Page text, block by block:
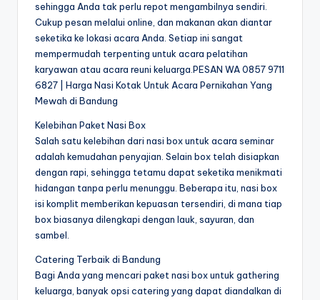
sehingga Anda tak perlu repot mengambilnya sendiri.
Cukup pesan melalui online, dan makanan akan diantar
seketika ke lokasi acara Anda. Setiap ini sangat
mempermudah terpenting untuk acara pelatihan
karyawan atau acara reuni keluarga.PESAN WA 0857 9711
6827 | Harga Nasi Kotak Untuk Acara Pernikahan Yang
Mewah di Bandung
Kelebihan Paket Nasi Box
Salah satu kelebihan dari nasi box untuk acara seminar
adalah kemudahan penyajian. Selain box telah disiapkan
dengan rapi, sehingga tetamu dapat seketika menikmati
hidangan tanpa perlu menunggu. Beberapa itu, nasi box
isi komplit memberikan kepuasan tersendiri, di mana tiap
box biasanya dilengkapi dengan lauk, sayuran, dan
sambel.
Catering Terbaik di Bandung
Bagi Anda yang mencari paket nasi box untuk gathering
keluarga, banyak opsi catering yang dapat diandalkan di